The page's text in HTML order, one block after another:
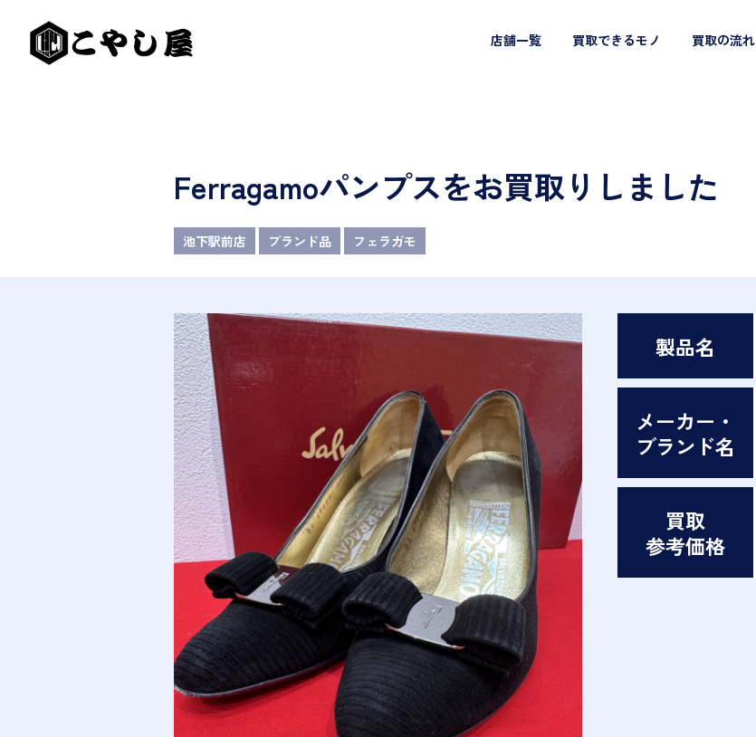
店舗一覧 買取できるモノ 買取の流れ
Ferragamoパンプスをお買取りしました
池下駅前店 ブランド品 フェラガモ
製品名
メーカー・
ブランド名
買取
参考価格